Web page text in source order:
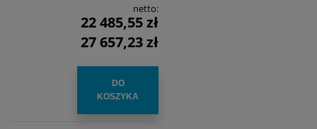
netto:
22 485,55 zł
27 657,23 zł
DO
KOSZYKA